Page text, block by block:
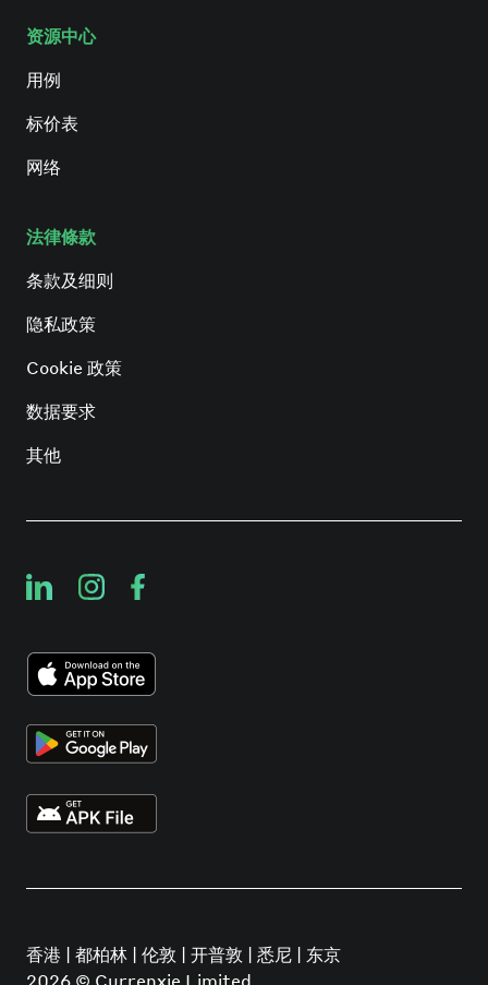
资源中心
用例
标价表
网络
法律條款
条款及细则
隐私政策
Cookie 政策
数据要求
其他
香港 | 都柏林 | 伦敦 | 开普敦 | 悉尼 | 东京
2026 © Currenxie Limited